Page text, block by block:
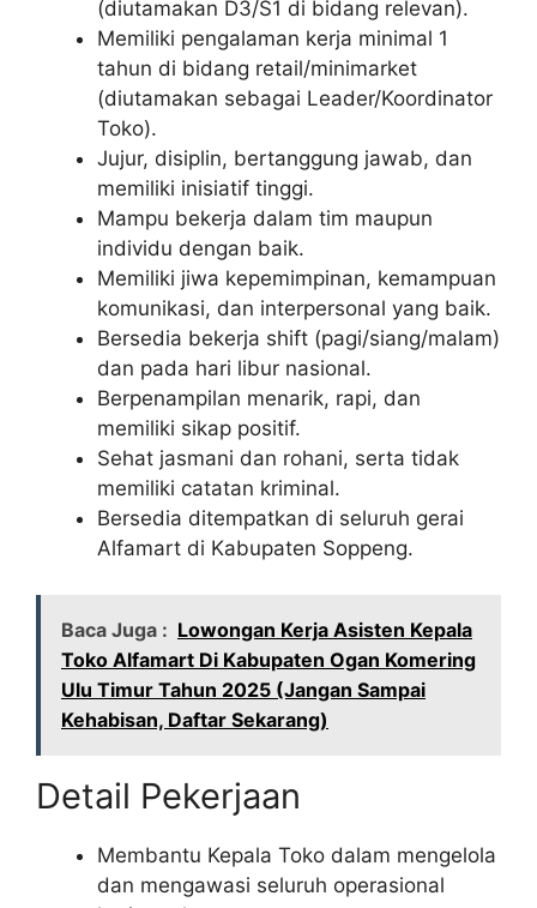
(diutamakan D3/S1 di bidang relevan).
Memiliki pengalaman kerja minimal 1
tahun di bidang retail/minimarket
(diutamakan sebagai Leader/Koordinator
Toko).
Jujur, disiplin, bertanggung jawab, dan
memiliki inisiatif tinggi.
Mampu bekerja dalam tim maupun
individu dengan baik.
Memiliki jiwa kepemimpinan, kemampuan
komunikasi, dan interpersonal yang baik.
Bersedia bekerja shift (pagi/siang/malam)
dan pada hari libur nasional.
Berpenampilan menarik, rapi, dan
memiliki sikap positif.
Sehat jasmani dan rohani, serta tidak
memiliki catatan kriminal.
Bersedia ditempatkan di seluruh gerai
Alfamart di Kabupaten Soppeng.
Baca Juga : Lowongan Kerja Asisten Kepala
Toko Alfamart Di Kabupaten Ogan Komering
Ulu Timur Tahun 2025 (Jangan Sampai
Kehabisan, Daftar Sekarang)
Detail Pekerjaan
Membantu Kepala Toko dalam mengelola
dan mengawasi seluruh operasional